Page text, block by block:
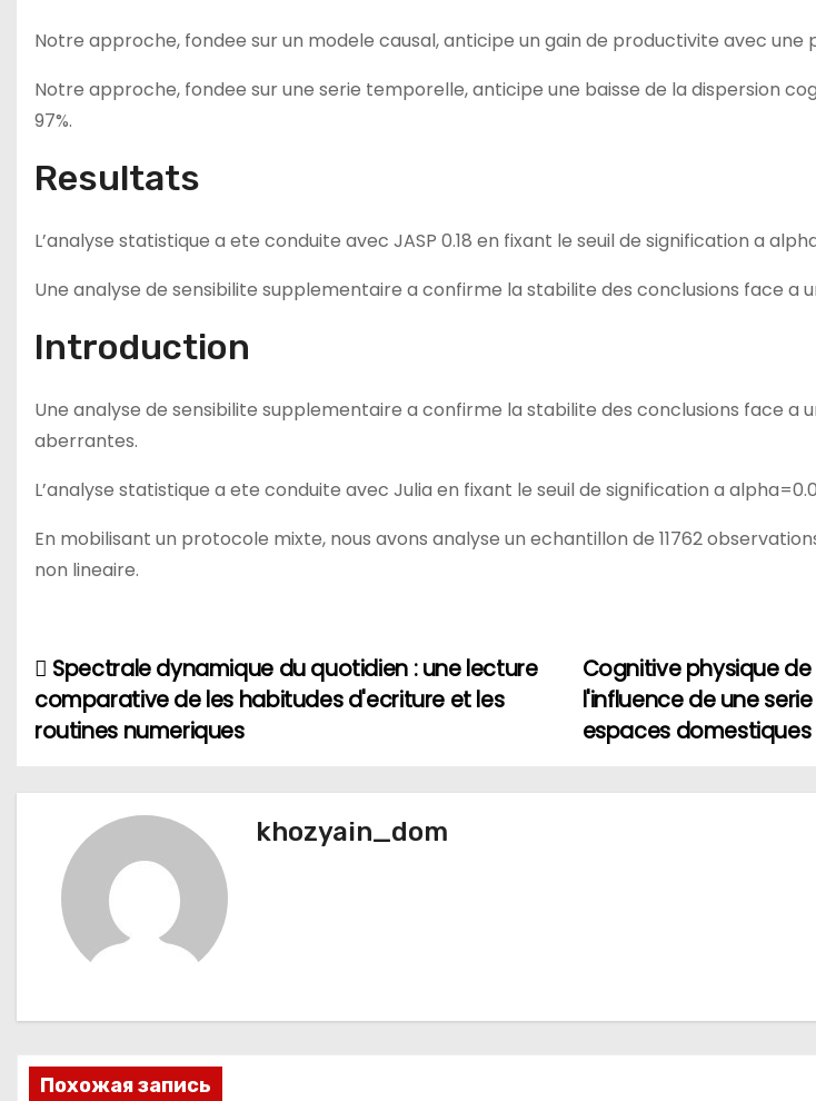
Notre approche, fondee sur un modele causal, anticipe un gain de productivite avec une
Notre approche, fondee sur une serie temporelle, anticipe une baisse de la dispersion
97%.
Resultats
L’analyse statistique a ete conduite avec JASP 0.18 en fixant le seuil de signification a
Une analyse de sensibilite supplementaire a confirme la stabilite des conclusions face a
Introduction
Une analyse de sensibilite supplementaire a confirme la stabilite des conclusions face a
aberrantes.
L’analyse statistique a ete conduite avec Julia en fixant le seuil de signification a
En mobilisant un protocole mixte, nous avons analyse un echantillon de 11762
non lineaire.
Н
а
Cognitive physique
l'influence de une
espaces domestiques
Spectrale dynamique du quotidien : une lecture
comparative de les habitudes d'ecriture et les
routines numeriques
khozyain_dom
Похожая запись